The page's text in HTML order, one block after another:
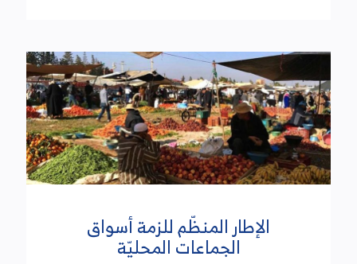
الإطار المنظّم للزمة أسواق
الجماعات المحليّة